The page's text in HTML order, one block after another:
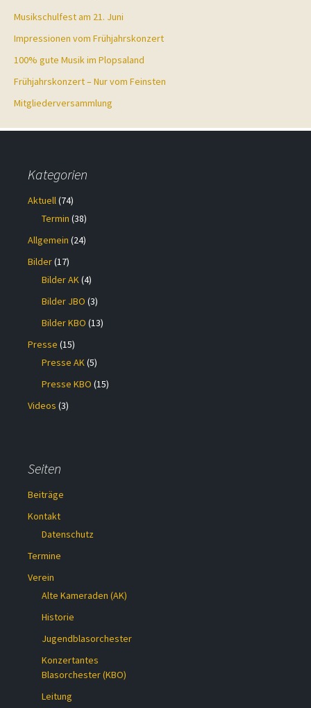
Musikschulfest am 21. Juni
Impressionen vom Frühjahrskonzert
100% gute Musik im Plopsaland
Frühjahrskonzert – Nur vom Feinsten
Mitgliederversammlung
Kategorien
Aktuell(74)
Termin (38)
Allgemein (24)
Bilder(17)
Bilder AK(4)
Bilder JBO (3)
Bilder KBO (13)
Presse (15)
Presse AK(5)
Presse KBO (15)
Videos (3)
Seiten
Beiträge
Kontakt
Datenschutz
Termine
Verein
Alte Kameraden (AK)
Historie
Jugendblasorchester
Konzertantes
Blasorchester (KBO)
Leitung